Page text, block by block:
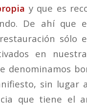
y que es
De ahí que
sólo
en
denominamos
sin lugar
que tiene el